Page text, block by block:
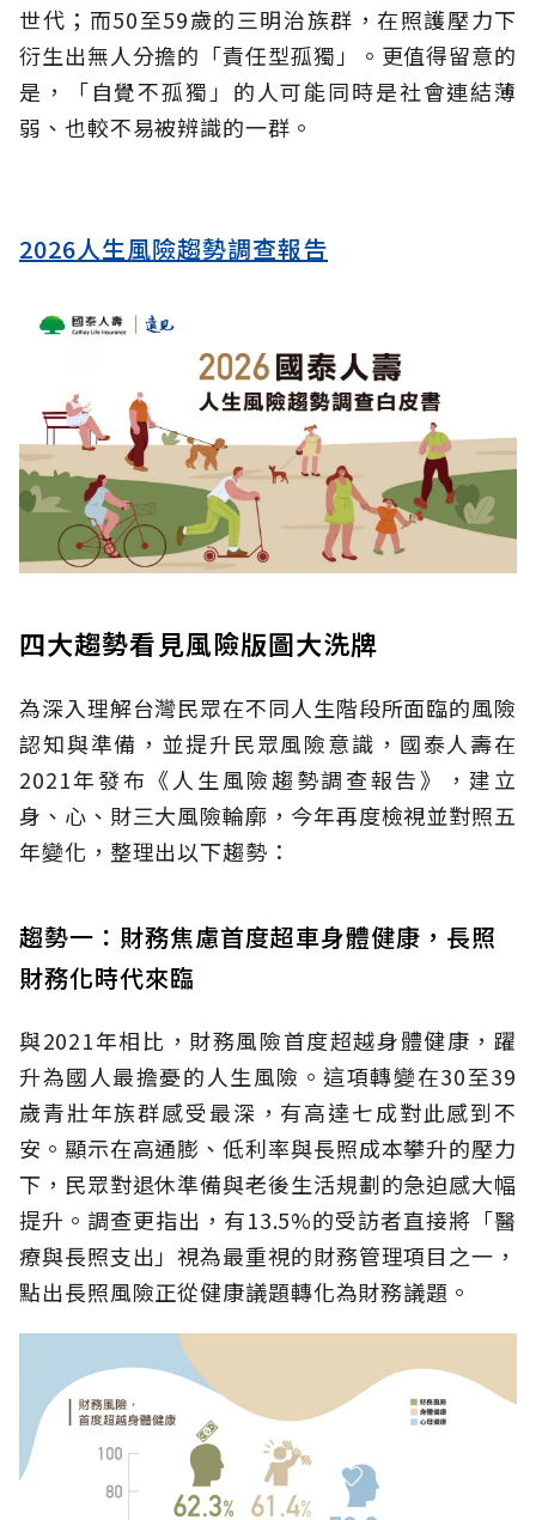
世代；而50至59歲的三明治族群，在照護壓力下
衍生出無人分擔的「責任型孤獨」。更值得留意的
是，「自覺不孤獨」的人可能同時是社會連結薄
弱、也較不易被辨識的一群。
2026人生風險趨勢調查報告
四大趨勢看見風險版圖大洗牌
為深入理解台灣民眾在不同人生階段所面臨的風險
認知與準備，並提升民眾風險意識，國泰人壽在
2021年發布《人生風險趨勢調查報告》，建立
身、心、財三大風險輪廓，今年再度檢視並對照五
年變化，整理出以下趨勢：
趨勢一：財務焦慮首度超車身體健康，長照
財務化時代來臨
與2021年相比，財務風險首度超越身體健康，躍
升為國人最擔憂的人生風險。這項轉變在30至39
歲青壯年族群感受最深，有高達七成對此感到不
安。顯示在高通膨、低利率與長照成本攀升的壓力
下，民眾對退休準備與老後生活規劃的急迫感大幅
提升。調查更指出，有13.5%的受訪者直接將「醫
療與長照支出」視為最重視的財務管理項目之一，
點出長照風險正從健康議題轉化為財務議題。